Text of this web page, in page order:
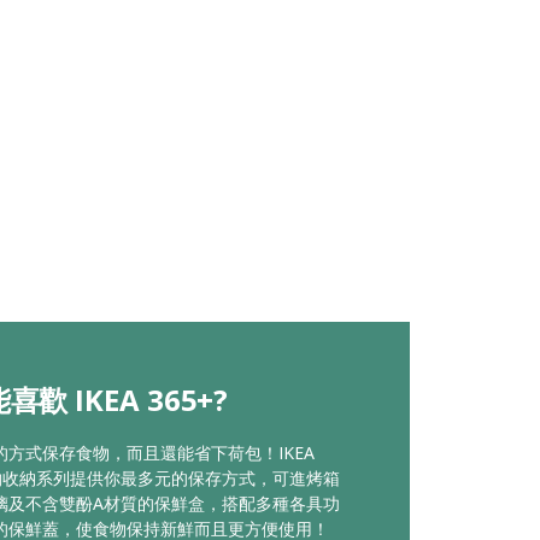
喜歡 IKEA 365+?
方式保存食物，而且還能省下荷包！IKEA
納系列提供你最多元的保存方式，可進烤箱
及不含雙酚A材質的保鮮盒，搭配多種各具功
保鮮蓋，使食物保持新鮮而且更方便使用！